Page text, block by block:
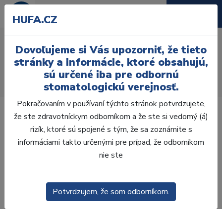
nástroje
Ordinácia
Ručné nástroje
Parodontologické nástroje
Laboratórium, Zub.
Ordinácia
HUFA.CZ
Dovoľujeme si Vás upozorniť, že tieto
stránky a informácie, ktoré obsahujú,
sú určené iba pre odbornú
stomatologickú verejnosť.
Pokračovaním v používaní týchto stránok potvrdzujete,
že ste zdravotníckym odborníkom a že ste si vedomý (á)
rizík, ktoré sú spojené s tým, že sa zoznámite s
informáciami takto určenými pre prípad, že odborníkom
nie ste
Potvrdzujem, že som odborníkom.